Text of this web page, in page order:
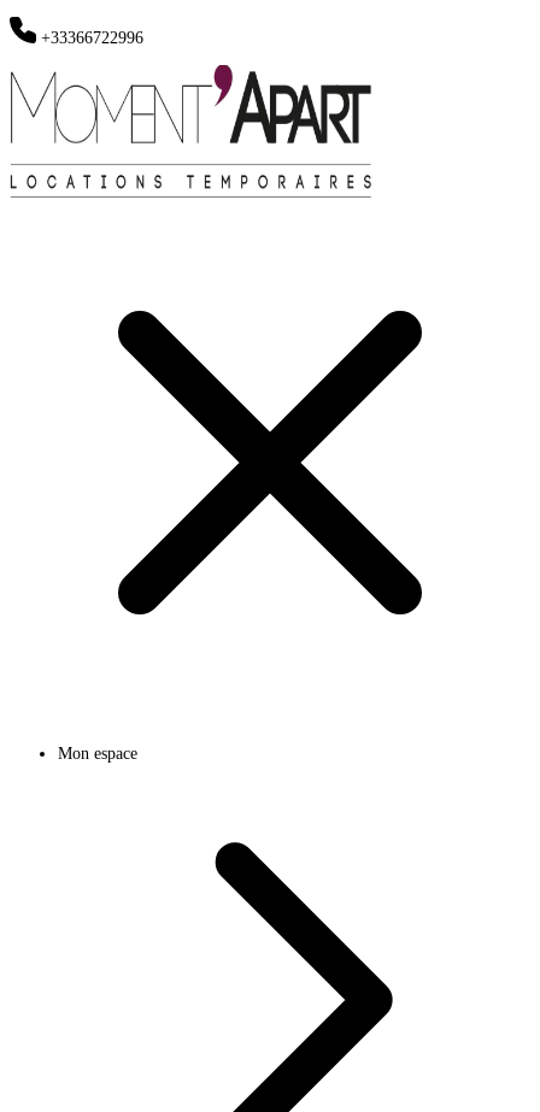
+33366722996
Mon espace